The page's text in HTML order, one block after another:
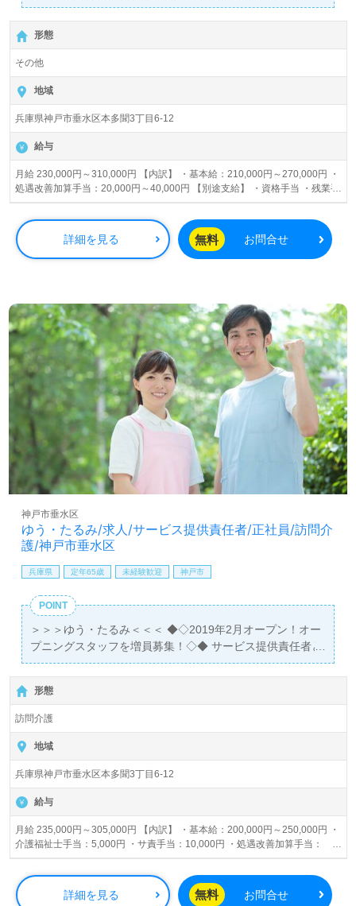
として働く仲間を募集しております♪♪ ◎未経験・資格取得
見込みの方ＯＫ！先輩スタッフがしっかりとサポートいた
します！◎ 訪問入浴車に看護師1名、介護スタッフ2名の、
3人1組で乗車し、 ご利用者様宅を訪問、特殊浴槽を持ち込
んで寝たきりのご利用者様に 【安心・安全・安楽・快適】
に入浴のひと時を楽しんで頂くやりがいのあるお仕事で
す。 ＊＊市バス/山陽バス：本多聞3丁目バス停下車徒歩1
分＊＊ ■開設日：2019年2月 ■入社予定日：随時(入社時期
応相談）
形態
その他
地域
兵庫県神戸市垂水区本多聞3丁目6-12
給与
月給 230,000円～310,000円 【内訳】 ・基本給：210,000円～270,000円 ・
処遇改善加算手当：20,000円～40,000円 【別途支給】 ・資格手当 ・残業手
当 ・件数手当 ※試用期間中は1,000円～1,100円/時
詳細を見る 無料 お問合せ
ゆう・たるみ/求人/サービス提供責任者/正社員/訪問介
護/神戸市垂水区
神戸市垂水区
兵庫県 定年65歳 未経験歓迎 神戸市
POINT
＞＞＞ゆう・たるみ＜＜＜ ◆◇2019年2月オープン！オー
プニングスタッフを増員募集！◇◆ サービス提供責任者と
して働く仲間を募集しております♪♪ ◎未経験・ブランクの
ある方ＯＫ！先輩スタッフがしっかりとサポートいたしま
す！◎ ＊＊市バス/山陽バス：本多聞3丁目バス停下車徒歩
1分＊＊ ■開設日：2019年2月 ■入社予定日：随時(入社時期
応相談）
形態
訪問介護
地域
兵庫県神戸市垂水区本多聞3丁目6-12
給与
月給 235,000円～305,000円 【内訳】 ・基本給：200,000円～250,000円 ・
介護福祉士手当：5,000円 ・サ責手当：10,000円 ・処遇改善加算手当：
20,000円～40,000円 【別途支給】 ・残業手当 ※試用期間中は1,000円～
詳細を見る 無料 お問合せ